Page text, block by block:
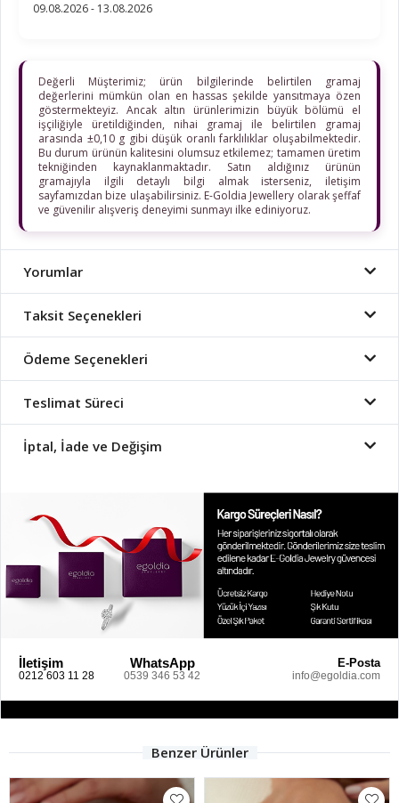
09.08.2026 - 13.08.2026
Değerli Müşterimiz; ürün bilgilerinde belirtilen gramaj
değerlerini mümkün olan en hassas şekilde yansıtmaya özen
göstermekteyiz. Ancak altın ürünlerimizin büyük bölümü el
işçiliğiyle üretildiğinden, nihai gramaj ile belirtilen gramaj
arasında ±0,10 g gibi düşük oranlı farklılıklar oluşabilmektedir.
Bu durum ürünün kalitesini olumsuz etkilemez; tamamen üretim
tekniğinden kaynaklanmaktadır. Satın aldığınız ürünün
gramajıyla ilgili detaylı bilgi almak isterseniz, iletişim
sayfamızdan bize ulaşabilirsiniz. E-Goldia Jewellery olarak şeffaf
ve güvenilir alışveriş deneyimi sunmayı ilke ediniyoruz.
Yorumlar
Taksit Seçenekleri
Ödeme Seçenekleri
Teslimat Süreci
İptal, İade ve Değişim
İletişim
0212 603 11 28
WhatsApp
0539 346 53 42
E-Posta
info@egoldia.com
Benzer Ürünler